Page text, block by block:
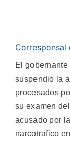
Corresponsal
El
suspendio la
procesados
su examen
acusado por
narcotrafico